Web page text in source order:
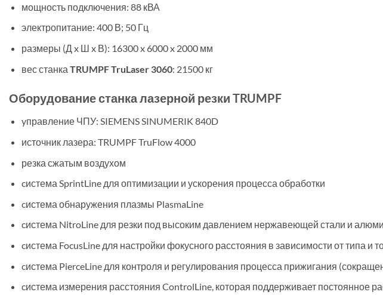
мощность подключения: 88 кВА
электропитание: 400 В; 50 Гц
размеры (Д x Ш x В): 16300 x 6000 x 2000 мм
вес станка TRUMPF TruLaser 3060: 21500 кг
Оборудование станка лазерной резки TRUMPF
yправление ЧПУ: SIEMENS SINUMERIK 840D
источник лазера: TRUMPF TruFlow 4000
резка сжатым воздухом
cистема SprintLine для оптимизации и ускорения процесса обработки
cистема обнаружения плазмы PlasmaLine
cистема NitroLine для резки под высоким давлением нержавеющей стали и
cистема FocusLine для настройки фокусного расстояния в зависимости от типа
cистема PierceLine для контроля и регулирования процесса прижигания
cистема измерения расстояния ControlLine, которая поддерживает постоянное